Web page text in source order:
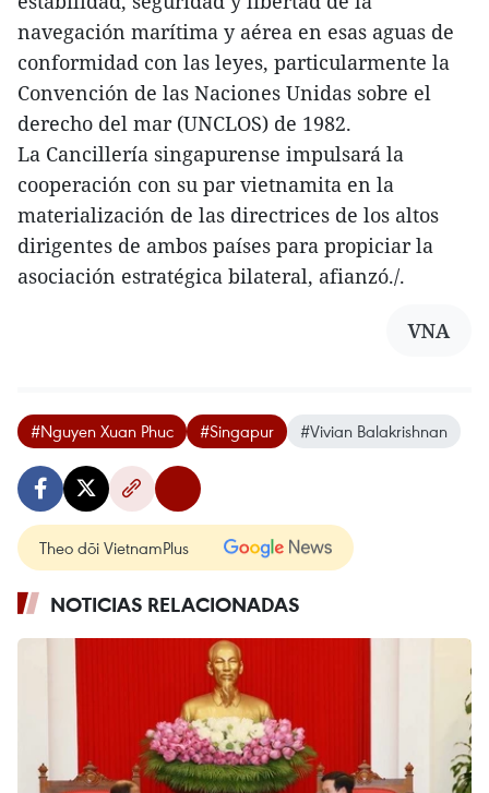
navegación marítima y aérea en esas aguas de
conformidad con las leyes, particularmente la
Convención de las Naciones Unidas sobre el
derecho del mar (UNCLOS) de 1982.
La Cancillería singapurense impulsará la
cooperación con su par vietnamita en la
materialización de las directrices de los altos
dirigentes de ambos países para propiciar la
asociación estratégica bilateral, afianzó./.
VNA
#Nguyen Xuan Phuc #Singapur #Vivian Balakrishnan
Theo dõi VietnamPlus
NOTICIAS RELACIONADAS